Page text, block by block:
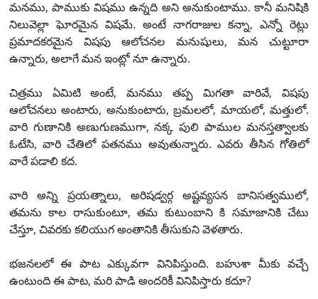
మనము, పాముకు విషము ఉన్నది అని అనుకుంటాము. కానీ మనిషికి
నిలువెల్లా ఘోరమైన విషమే. అంటే నాగరాజుల కన్నా, ఎన్నో రెట్లు
ప్రమాదకరమైన విషపు ఆలోచనల మనుషులు, మన చుట్టూరా
ఉన్నారు, అలాగే మన ఇంట్లో నూ ఉన్నారు.
చిత్రము ఏమిటి అంటే, మనము తప్ప మిగతా వారివే, విషపు
ఆలోచనలు అంటారు, అనుకుంటారు, బ్రమలలో, మాయలో, మత్తులో.
వారి గుణానికి అణుగుణముగా, నక్క పులి పాముల మనస్తత్వాలకు
ఓటేసి, వారి చేతిలో పతనము అవుతున్నారు. ఎవరు తీసిన గోతిలో
వారే పడాలి కద.
వారి అన్ని ప్రయత్నాలు, అరిషడ్వర్గ అష్టవ్యసన బానిసత్వములో,
తమను కాల రాసుకుంటూ, తమ కుటుంబాని కి సమాజానికి చేటు
చేస్తూ, చివరకు కలియుగ అంతానికి తీసుకుని వెళతారు.
భజనలలో ఈ పాట ఎక్కువగా వినిపిస్తుంది. బహుశా మీకు వచ్చే
ఉంటుంది ఈ పాట, మరి పాడి అందరికీ వినిపిస్తారు కదూ?